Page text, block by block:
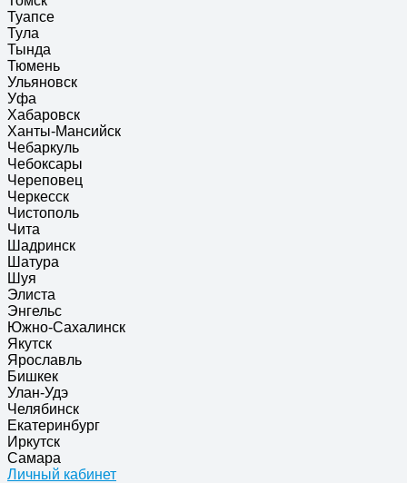
Туапсе
Тула
Тында
Тюмень
Ульяновск
Уфа
Хабаровск
Ханты-Мансийск
Чебаркуль
Чебоксары
Череповец
Черкесск
Чистополь
Чита
Шадринск
Шатура
Шуя
Элиста
Энгельс
Южно-Сахалинск
Якутск
Ярославль
Бишкек
Улан-Удэ
Челябинск
Екатеринбург
Иркутск
Самара
Личный кабинет